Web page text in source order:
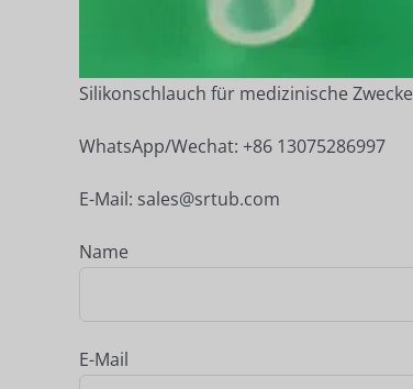
Silikonschlauch für medizinische Zwecke
WhatsApp/Wechat: +86 13075286997
E-Mail: sales@srtub.com
Name
E-Mail